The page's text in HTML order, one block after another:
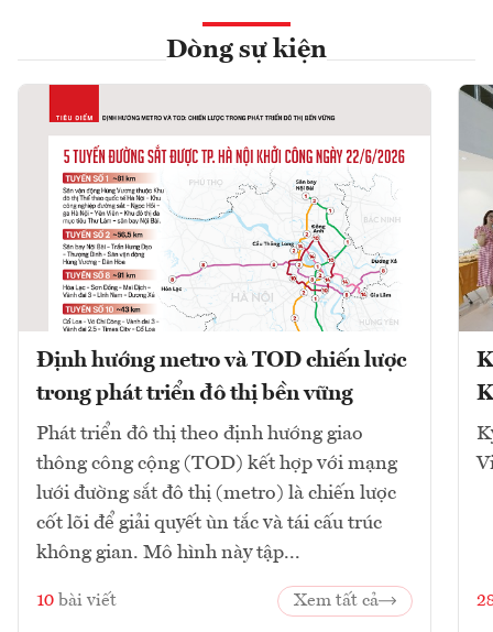
Dòng sự kiện
Định hướng metro và TOD chiến lược
trong phát triển đô thị bền vững
Phát triển đô thị theo định hướng giao
thông công cộng (TOD) kết hợp với mạng
lưới đường sắt đô thị (metro) là chiến lược
cốt lõi để giải quyết ùn tắc và tái cấu trúc
không gian. Mô hình này tập...
10 bài viết Xem tất cả